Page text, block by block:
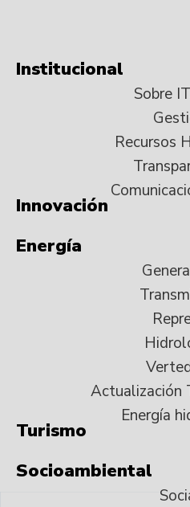
Institucional
Sobre
Recursos
Innovación
Energía
Actualización
Energía
Turismo
Socioambiental